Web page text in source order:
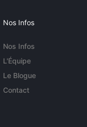
Nos Infos
Nos Infos
L'Équipe
Le Blogue
Contact